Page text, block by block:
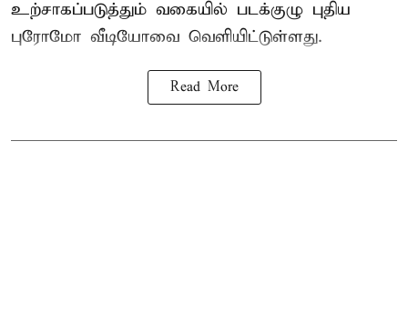
உற்சாகப்படுத்தும் வகையில் படக்குழு புதிய
புரோமோ வீடியோவை வெளியிட்டுள்ளது.
Read More